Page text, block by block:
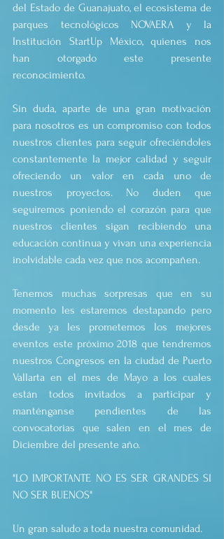
del Estado de Guanajuato, el ecosistema de
parques tecnológicos NOVAERA y la
Institución StartUp México, quienes nos
han otorgado este presente
reconocimiento.
Sin duda, aparte de una gran motivación
para nosotros es un compromiso con todos
nuestros clientes para seguir ofreciéndoles
constantemente la mejor calidad y seguir
ofreciendo un valor en cada uno de
nuestros proyectos. No duden que
seguiremos poniendo el corazón para que
nuestros clientes sigan recibiendo una
educación continua y vivan una experiencia
inolvidable cada vez que nos acompañen.
Tenemos muchas sorpresas que en su
momento les estaremos destapando pero
desde ya les prometemos los mejores
eventos este próximo 2018 que tendremos
nuestros Congresos en la ciudad de Puerto
Vallarta en el mes de Mayo a los cuales
están todos invitados a participar y
manténganse pendientes de las
convocatorias que salen en el mes de
Diciembre del presente año.
"LO IMPORTANTE NO ES SER GRANDES SI
NO SER BUENOS"
Un gran saludo a toda nuestra comunidad.